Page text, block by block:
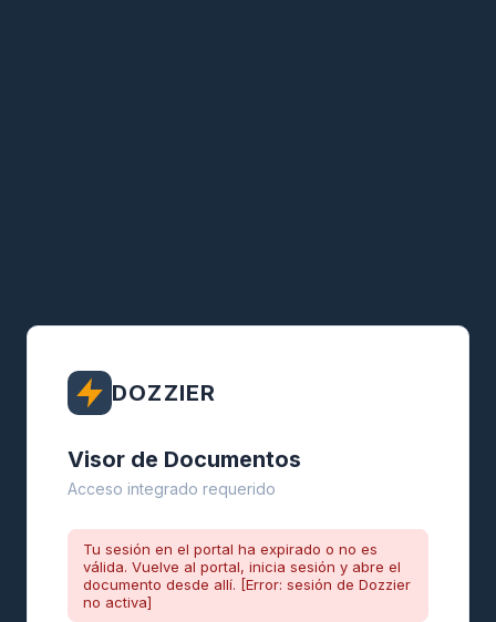
DOZZIER
Visor de Documentos
Acceso integrado requerido
Tu sesión en el portal ha expirado o no es
válida. Vuelve al portal, inicia sesión y abre el
documento desde allí. [Error: sesión de Dozzier
no activa]